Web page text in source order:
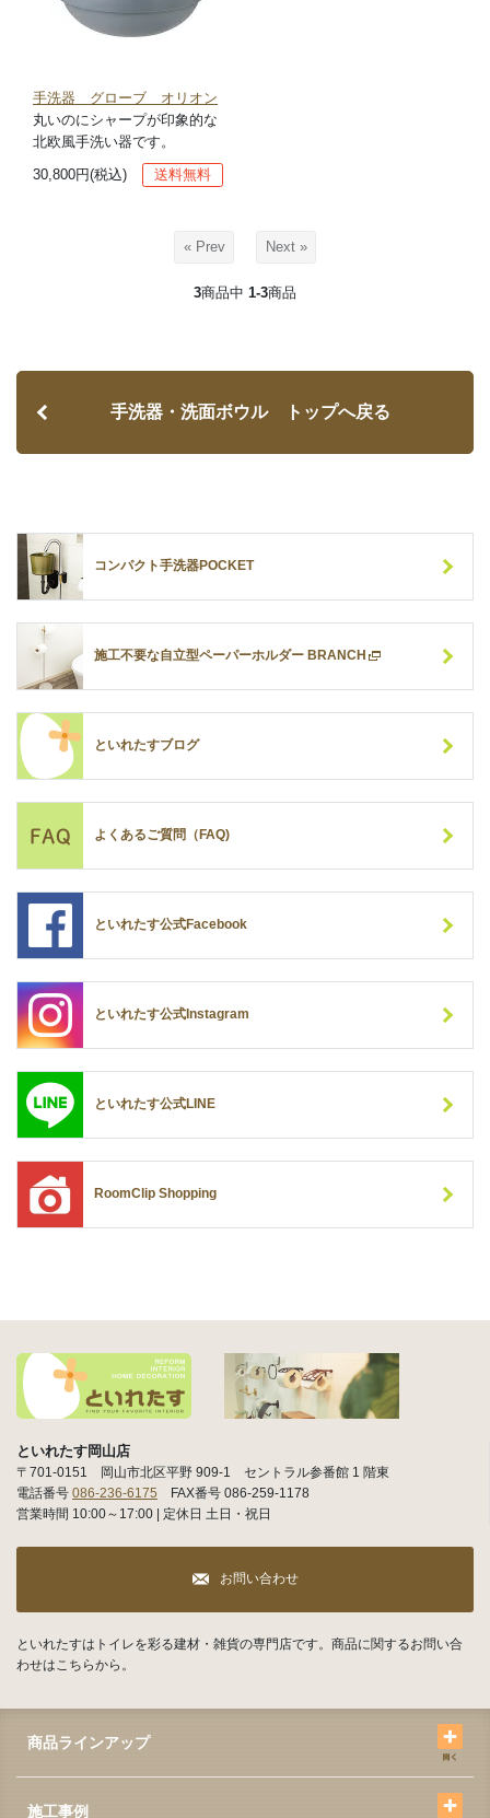
手洗器 グローブ オリオン
丸いのにシャープが印象的な
北欧風手洗い器です。
30,800円(税込)
送料無料
« Prev Next »
3商品中 1-3商品
手洗器・洗面ボウル トップへ戻る
コンパクト手洗器POCKET
施工不要な自立型ペーパーホルダー BRANCH
といれたすブログ
よくあるご質問（FAQ)
といれたす公式Facebook
といれたす公式Instagram
といれたす公式LINE
RoomClip Shopping
といれたす岡山店
〒701-0151 岡山市北区平野 909-1 セントラル参番館 1 階東
電話番号 086-236-6175 FAX番号 086-259-1178
営業時間 10:00～17:00 | 定休日 土日・祝日
お問い合わせ
といれたすはトイレを彩る建材・雑貨の専門店です。商品に関するお問い合
わせはこちらから。
商品ラインアップ
施工事例